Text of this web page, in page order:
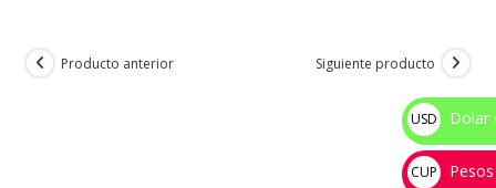
Producto anterior Siguiente producto
USD
$
Dolar
CUP
Pesos